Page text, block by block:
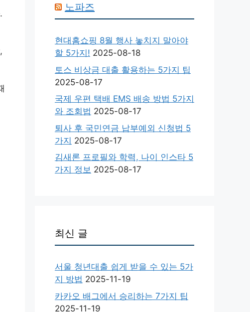
노파즈
현대홈쇼핑 8월 행사 놓치지 말아야
할 5가지! 2025-08-18
토스 비상금 대출 활용하는 5가지 팁
2025-08-17
국제 우편 택배 EMS 배송 방법 5가지
와 조회법 2025-08-17
퇴사 후 국민연금 납부예외 신청법 5
가지 2025-08-17
김새론 프로필와 학력, 나이 인스타 5
가지 정보 2025-08-17
최신 글
서울 청년대출 쉽게 받을 수 있는 5가
지 방법 2025-11-19
카카오 배그에서 승리하는 7가지 팁
2025-11-19